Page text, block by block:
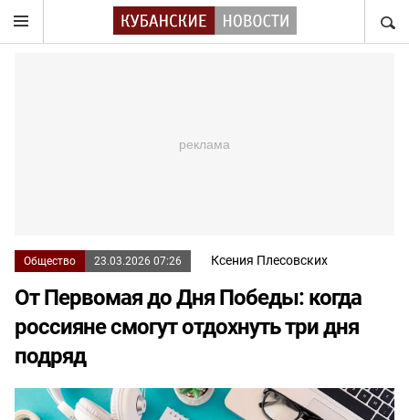
Общество 23.03.2026 07:26 Ксения Плесовских
От Первомая до Дня Победы: когда
россияне смогут отдохнуть три дня
подряд